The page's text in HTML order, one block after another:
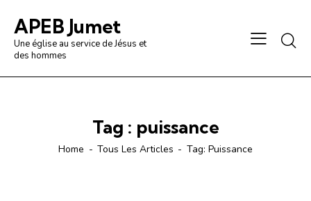
APEB Jumet
Une église au service de Jésus et
des hommes
Tag : puissance
Home Tous Les Articles Tag: Puissance